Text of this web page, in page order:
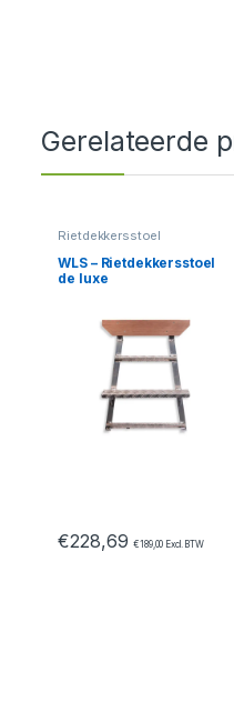
Gerelateerde
Rietdekkersstoel
WLS – Rietdekkersstoel
de luxe
€228,69 €189,00 Excl. BTW